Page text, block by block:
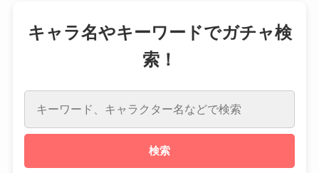
キャラ名やキーワードでガチャ検
索！
検索